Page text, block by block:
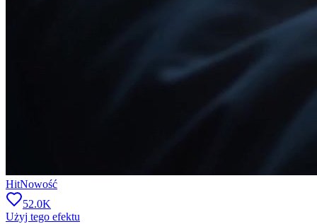
HitNowość
52.0K
Użyj tego efektu